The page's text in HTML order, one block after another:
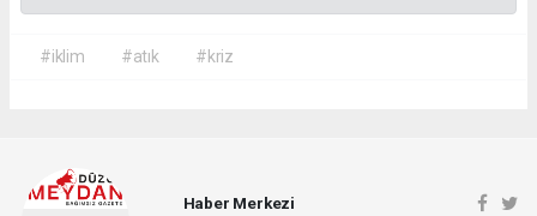
#iklim #atık #kriz
Haber Merkezi